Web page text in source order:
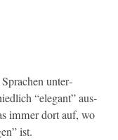
Sprachen unter­
“ele­gant” aus­
immer dort auf, wo
ist.